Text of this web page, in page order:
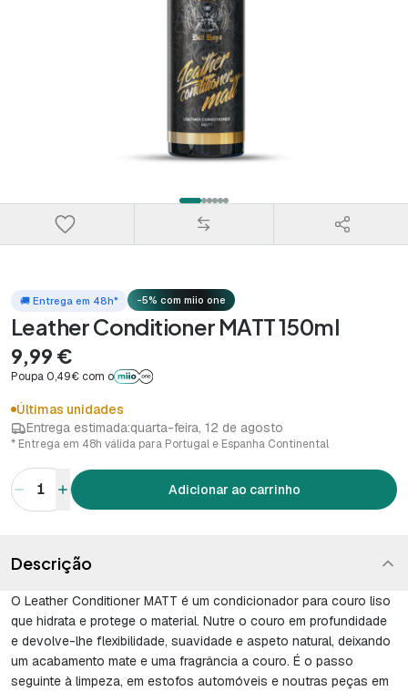
🚚 Entrega em 48h* -5% com miio one
Leather Conditioner MATT 150ml
9,99 €
Poupa 0,49€ com o
Últimas unidades
Entrega estimada:quarta-feira, 12 de agosto
* Entrega em 48h válida para Portugal e Espanha Continental
1 Adicionar ao carrinho
Descrição
O Leather Conditioner MATT é um condicionador para couro liso
que hidrata e protege o material. Nutre o couro em profundidade
e devolve-lhe flexibilidade, suavidade e aspeto natural, deixando
um acabamento mate e uma fragrância a couro. É o passo
seguinte à limpeza, em estofos automóveis e noutras peças em